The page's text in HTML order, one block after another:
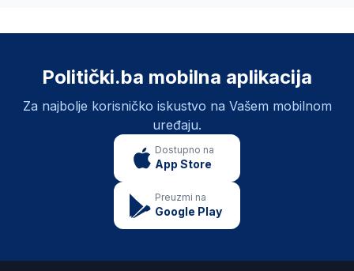
Politički.ba mobilna aplikacija
Za najbolje korisničko iskustvo na Vašem mobilnom
uređaju.
Dostupno na
App Store
Preuzmi na
Google Play